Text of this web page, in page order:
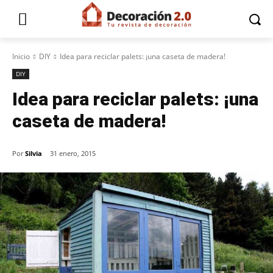
Inicio DIY Idea para reciclar palets: ¡una caseta de madera!
DIY
Idea para reciclar palets: ¡una
caseta de madera!
Por Silvia 31 enero, 2015